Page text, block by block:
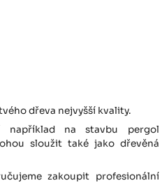
dřeva nejvyšší kvality.
například na stavbu pergol
sloužit také jako dřevěná
zakoupit profesionální